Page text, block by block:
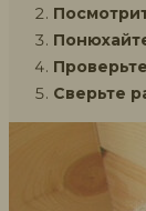
Сверьте